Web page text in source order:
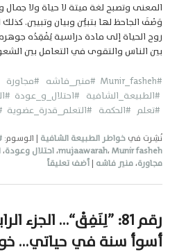
المعنى وتصبح لغة ميتة لا حياة ولا جمال
وَصْفَ الجاحظ لها بتبيُّن وبيان وتبيين.
روح الحياة إلى مادة دراسية يُفْقِدُه
بين الناس والتقوى في التعامل بين
#Munir_fasheh #منير_فاشه #مجاورة
#الطبيعة_الشافية #احتلال_و_عودة
#تعلم
#الحكمة #التعلم_قدرة_عضوية
نُشِرت في خواطر الطبيعة الشافية | الوسوم:
mujaawarah،Munir fasheh ،احتلال وعودة،
مجاورة،منير فاشه |أضف تعليقاً
رقم 81: ”لِنَفِقْ“… الجزء
أسوأ سنة في حياتي…